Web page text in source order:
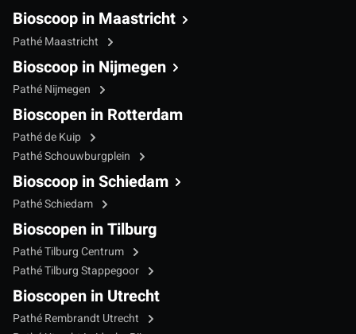
Bioscoop in Maastricht
Pathé Maastricht
Bioscoop in Nijmegen
Pathé Nijmegen
Bioscopen in Rotterdam
Pathé de Kuip
Pathé Schouwburgplein
Bioscoop in Schiedam
Pathé Schiedam
Bioscopen in Tilburg
Pathé Tilburg Centrum
Pathé Tilburg Stappegoor
Bioscopen in Utrecht
Pathé Rembrandt Utrecht